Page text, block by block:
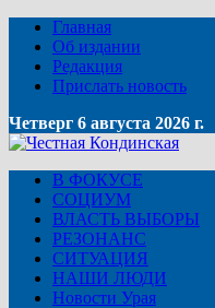
Главная
Об издании
Редакция
Прислать новость
Четверг 6 августа 2026 г.
В ФОКУСЕ
СОЦИУМ
ВЛАСТЬ ВЫБОРЫ
РЕЗОНАНС
СИТУАЦИЯ
НАШИ ЛЮДИ
Новости Урая